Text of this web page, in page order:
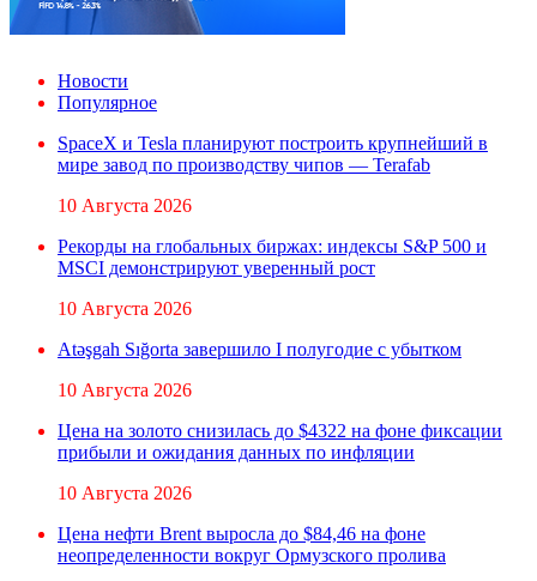
Новости
Популярное
SpaceX и Tesla планируют построить крупнейший в
мире завод по производству чипов — Terafab
10 Августа 2026
Рекорды на глобальных биржах: индексы S&P 500 и
MSCI демонстрируют уверенный рост
10 Августа 2026
Atəşgah Sığorta завершило I полугодие с убытком
10 Августа 2026
Цена на золото снизилась до $4322 на фоне фиксации
прибыли и ожидания данных по инфляции
10 Августа 2026
Цена нефти Brent выросла до $84,46 на фоне
неопределенности вокруг Ормузского пролива